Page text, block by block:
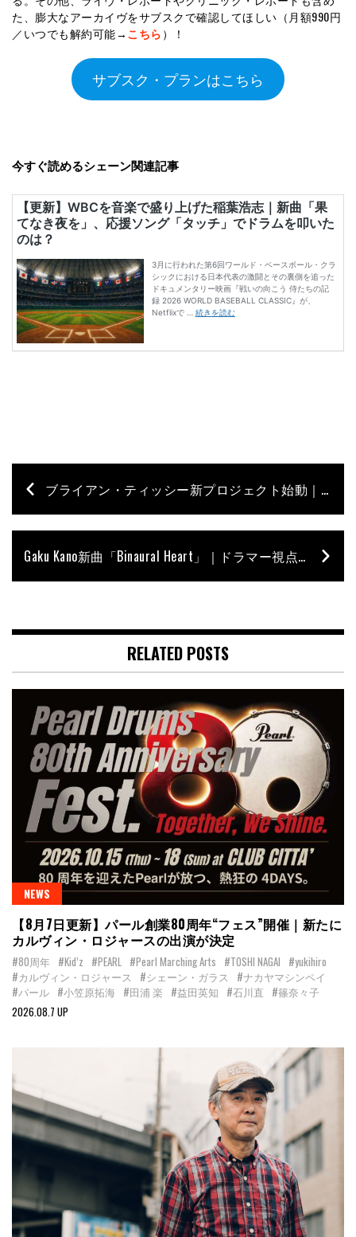
た、膨大なアーカイヴをサブスクで確認してほしい（月額990円
／いつでも解約可能→こちら）！
サブスク・プランはこちら
今すぐ読めるシェーン関連記事
ブライアン・ティッシー新プロジェクト始動｜全パートを自ら手がけるレッド・バイ・ヴァルチャーズ
Gaku Kano新曲「Binaural Heart」｜ドラマー視点でも聴き逃せない、“空間で聴かせる”グルーヴ
RELATED POSTS
NEWS
【8月7日更新】パール創業80周年“フェス”開催｜新たに
カルヴィン・ロジャースの出演が決定
#80周年 #Kid’z #PEARL #Pearl Marching Arts #TOSHI NAGAI #yukihiro
#カルヴィン・ロジャース
#シェーン・ガラス
#ナカヤマシンペイ
#パール #小笠原拓海 #田浦 楽 #益田英知 #石川直 #篠奈々子
2026.08.7 UP